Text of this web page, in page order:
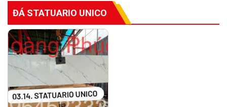
ĐÁ STATUARIO UNICO